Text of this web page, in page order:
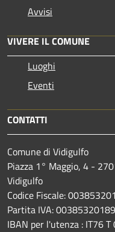
Avvisi
VIVERE IL COMUNE
Luoghi
Eventi
CONTATTI
Comune di Vidigulfo
Piazza 1° Maggio, 4 -
Vidigulfo
Codice Fiscale:
Partita IVA: 00385320189
IBAN per l'utenza : IT76